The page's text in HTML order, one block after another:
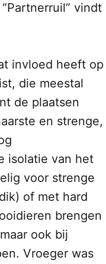
vindt
invloed heeft op
die meestal
de plaatsen
en strenge,
isolatie van het
voor strenge
of met hard
brengen
ook bij
Vroeger was